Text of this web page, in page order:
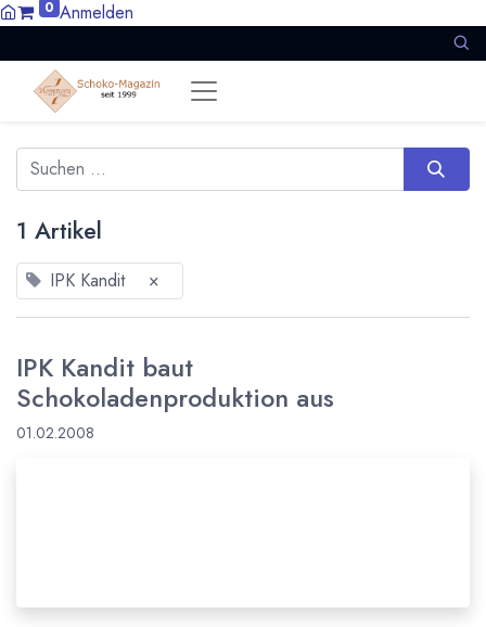
0 Anmelden
1 Artikel
IPK Kandit ×
IPK Kandit baut
Schokoladenproduktion aus
01.02.2008